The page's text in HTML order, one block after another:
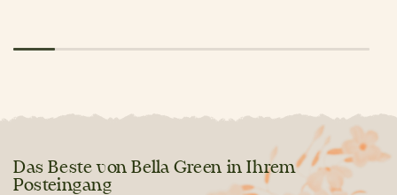
Das Beste von Bella Green in Ihrem
Posteingang